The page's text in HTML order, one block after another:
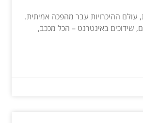
עולם ההיכרויות עבר מהפכה אמיתית.
שידוכים באינטרנט – הכל מככב,